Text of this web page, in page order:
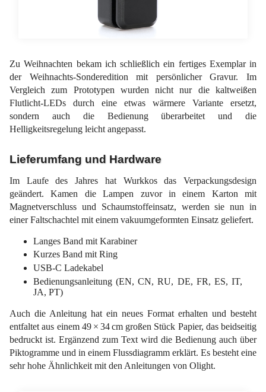
Zu Weihnachten bekam ich schließlich ein fertiges Exemplar in
der Weihnachts-Sonderedition mit persönlicher Gravur. Im
Vergleich zum Prototypen wurden nicht nur die kaltweißen
Flutlicht-LEDs durch eine etwas wärmere Variante ersetzt,
sondern auch die Bedienung überarbeitet und die
Helligkeitsregelung leicht angepasst.
Lieferumfang und Hardware
Im Laufe des Jahres hat Wurkkos das Verpackungsdesign
geändert. Kamen die Lampen zuvor in einem Karton mit
Magnetverschluss und Schaumstoffeinsatz, werden sie nun in
einer Faltschachtel mit einem vakuumgeformten Einsatz geliefert.
Langes Band mit Karabiner
Kurzes Band mit Ring
USB-C Ladekabel
Bedienungsanleitung (EN, CN, RU, DE, FR, ES, IT,
JA, PT)
Auch die Anleitung hat ein neues Format erhalten und besteht
entfaltet aus einem 49 × 34 cm großen Stück Papier, das beidseitig
bedruckt ist. Ergänzend zum Text wird die Bedienung auch über
Piktogramme und in einem Flussdiagramm erklärt. Es besteht eine
sehr hohe Ähnlichkeit mit den Anleitungen von Olight.